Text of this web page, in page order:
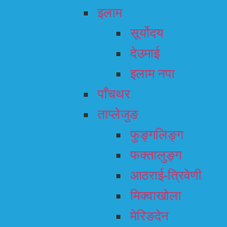
इलाम
सूर्योदय
देउमाई
इलाम नपा
पाँचथर
ताप्लेजुङ
फुङ्गलिङ्ग
फक्तालुङ्ग
आठराई-त्रिवेणी
मिक्वाखोला
मेरिङदेन